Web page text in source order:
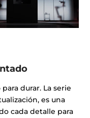
durar. La serie
es una
cada detalle para